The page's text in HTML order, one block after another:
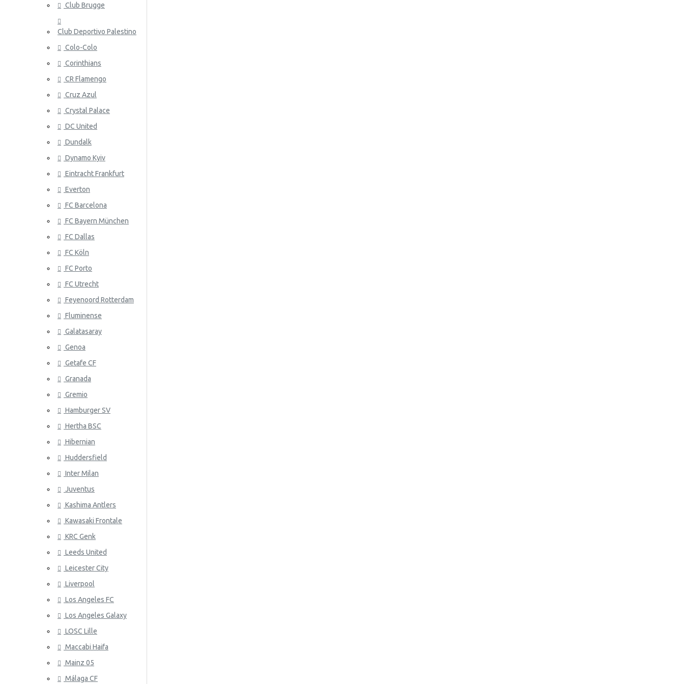
Panama
Portugali
Qatar
Venäjä
Saudi-Arabia
Senegal
Serbia
Slovakia
Espanja
Ruotsi
Tunisia
Turkki
Ukraina
Venezuela
Wales
Club Brugge
Club Deportivo Palestino
Colo-Colo
Corinthians
CR Flamengo
Cruz Azul
Crystal Palace
DC United
Dundalk
Dynamo Kyiv
Eintracht Frankfurt
Everton
FC Barcelona
FC Bayern München
FC Dallas
FC Köln
FC Porto
FC Utrecht
Feyenoord Rotterdam
Fluminense
Galatasaray
Genoa
Getafe CF
Granada
Gremio
Hamburger SV
Hertha BSC
Hibernian
Huddersfield
Inter Milan
Juventus
Kashima Antlers
Kawasaki Frontale
KRC Genk
Leeds United
Leicester City
Liverpool
Los Angeles FC
Los Angeles Galaxy
LOSC Lille
Maccabi Haifa
Mainz 05
Málaga CF